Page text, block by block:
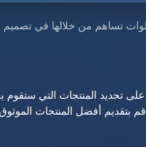
تساهم من خلالها في تصميم
تحديد المنتجات التي ستقوم
بتقديم أفضل المنتجات